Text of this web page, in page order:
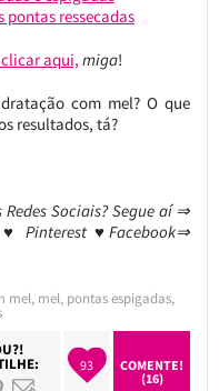
pontas ressecadas
aqui, miga!
com mel? O que
resultados, tá?
Sociais? Segue aí ⇒
Pinterest ♥Facebook⇒
mel, mel, pontas espigadas,
93
COMENTE!
(16)